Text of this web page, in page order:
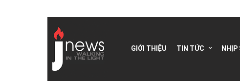
GIỚI THIỆU TIN TỨC NHỊP